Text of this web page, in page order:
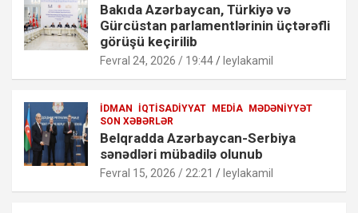
Bakıda Azərbaycan, Türkiyə və
Gürcüstan parlamentlərinin üçtərəfli
görüşü keçirilib
Fevral 24, 2026 / 19:44 leylakamil
İDMAN İQTISADIYYAT MEDIA MƏDƏNIYYƏT
SON XƏBƏRLƏR
Belqradda Azərbaycan-Serbiya
sənədləri mübadilə olunub
Fevral 15, 2026 / 22:21 leylakamil